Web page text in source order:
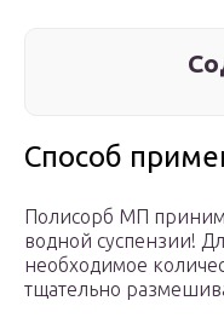
Способ
Полисорб МП
водной суспензии!
необходимое
тщательно